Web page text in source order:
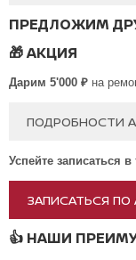
ПРЕДЛОЖИМ
🎁АКЦИЯ
Дарим 5'000 ₽ на
ПОДРОБНОСТИ
Успейте записаться
ЗАПИСАТЬСЯ ПО
👍 НАШИ